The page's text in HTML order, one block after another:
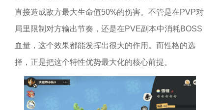
直接造成敌方最大生命值50%的伤害。不管是在PVP对
局里限制对方输出节奏，还是在PVE副本中消耗BOSS
血量，这个效果都能发挥出很大的作用。而性格的选
择，正是把这个特性优势最大化的核心前提。